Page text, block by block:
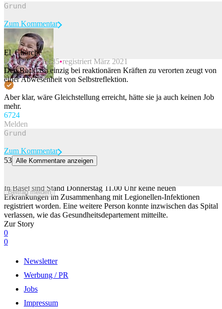
Beitrag melden
Zum Kommentar
El_Chorche
14.06.2026 12:35 registriert März 2021
Den Backlash einzig bei reaktionären Kräften zu verorten zeugt von
einer Abwesenheit von Selbstreflektion.
Aber klar, wäre Gleichstellung erreicht, hätte sie ja auch keinen Job
mehr.
6724
Melden
Beitrag melden
Zum Kommentar
53 Alle Kommentare anzeigen
In Basel sind Stand Donnerstag 11.00 Uhr keine neuen
Erkrankungen im Zusammenhang mit Legionellen-Infektionen
registriert worden. Eine weitere Person konnte inzwischen das Spital
verlassen, wie das Gesundheitsdepartement mitteilte.
Zur Story
0
0
Newsletter
Werbung / PR
Jobs
Impressum